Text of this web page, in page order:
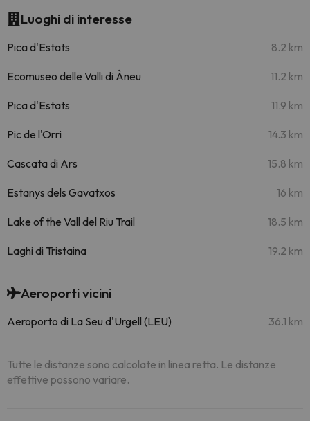
Luoghi di interesse
Pica d'Estats 8.2 km
Ecomuseo delle Valli di Àneu 11.2 km
Pica d'Estats 11.9 km
Pic de l'Orri 14.3 km
Cascata di Ars 15.8 km
Estanys dels Gavatxos 16 km
Lake of the Vall del Riu Trail 18.5 km
Laghi di Tristaina 19.2 km
Aeroporti vicini
Aeroporto di La Seu d'Urgell (LEU) 36.1 km
Tutte le distanze sono calcolate in linea retta. Le distanze
effettive possono variare.